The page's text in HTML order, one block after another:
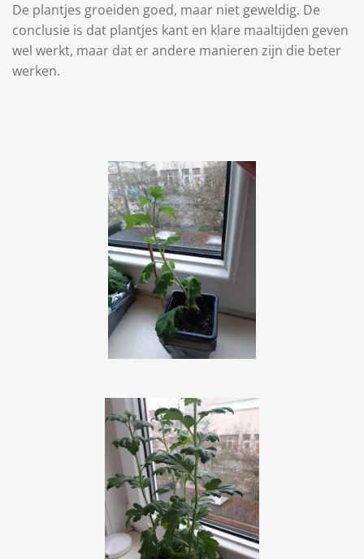
De plantjes groeiden goed, maar niet geweldig. De
conclusie is dat plantjes kant en klare maaltijden geven
wel werkt, maar dat er andere manieren zijn die beter
werken.